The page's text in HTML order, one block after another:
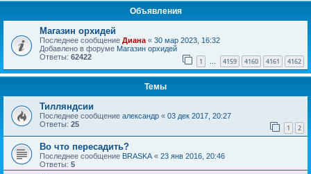
Объявления
Магазин орхидей
Последнее сообщение Диана « 30 мар 2023, 16:32
Добавлено в форуме Магазин орхидей
Ответы: 62422 1 … 4159 4160 4161 4162
Темы
Тилляндсии
Последнее сообщение александр « 03 дек 2017, 20:27
Ответы: 25 1 2
Во что пересадить?
Последнее сообщение BRASKA « 23 янв 2016, 20:46
Ответы: 5